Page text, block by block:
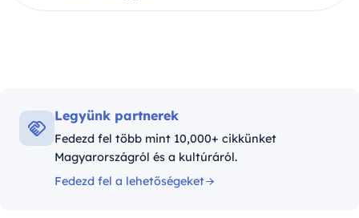
Legyünk partnerek
Fedezd fel több mint 10,000+ cikkünket
Magyarországról és a kultúráról.
Fedezd fel a lehetőségeket